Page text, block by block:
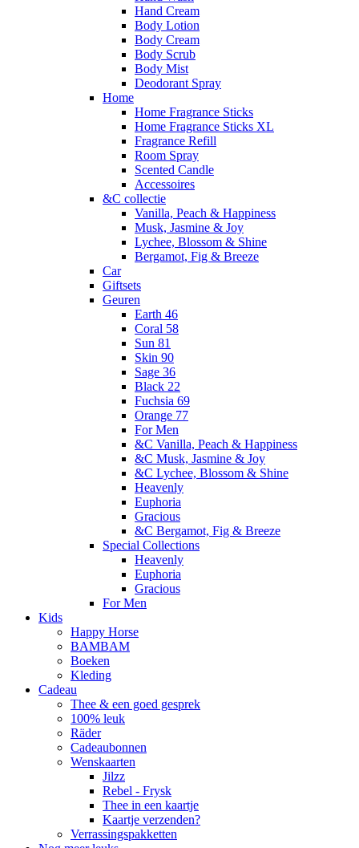
Hand Cream
Body Lotion
Body Cream
Body Scrub
Body Mist
Deodorant Spray
Home
Home Fragrance Sticks
Home Fragrance Sticks XL
Fragrance Refill
Room Spray
Scented Candle
Accessoires
&C collectie
Vanilla, Peach & Happiness
Musk, Jasmine & Joy
Lychee, Blossom & Shine
Bergamot, Fig & Breeze
Car
Giftsets
Geuren
Earth 46
Coral 58
Sun 81
Skin 90
Sage 36
Black 22
Fuchsia 69
Orange 77
For Men
&C Vanilla, Peach & Happiness
&C Musk, Jasmine & Joy
&C Lychee, Blossom & Shine
Heavenly
Euphoria
Gracious
&C Bergamot, Fig & Breeze
Special Collections
Heavenly
Euphoria
Gracious
For Men
Kids
Happy Horse
BAMBAM
Boeken
Kleding
Cadeau
Thee & een goed gesprek
100% leuk
Räder
Cadeaubonnen
Wenskaarten
Jilzz
Rebel - Frysk
Thee in een kaartje
Kaartje verzenden?
Verrassingspakketten